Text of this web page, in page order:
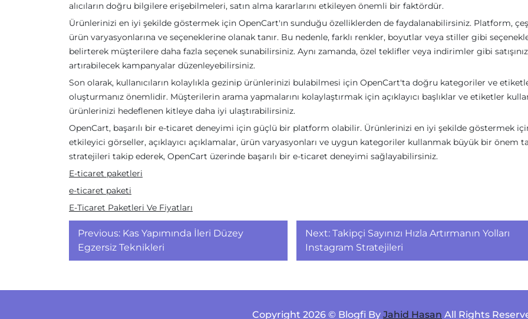
alıcıların doğru bilgilere erişebilmeleri, satın alma kararlarını etkileyen önemli bir faktördür.
Ürünlerinizi en iyi şekilde göstermek için OpenCart'ın sunduğu özelliklerden de faydalanabilirsiniz. Platform,
ürün varyasyonlarına ve seçeneklerine olanak tanır. Bu nedenle, farklı renkler, boyutlar veya stiller gibi
belirterek müşterilere daha fazla seçenek sunabilirsiniz. Aynı zamanda, özel teklifler veya indirimler gibi
artırabilecek kampanyalar düzenleyebilirsiniz.
Son olarak, kullanıcıların kolaylıkla gezinip ürünlerinizi bulabilmesi için OpenCart'ta doğru kategoriler ve
oluşturmanız önemlidir. Müşterilerin arama yapmalarını kolaylaştırmak için açıklayıcı başlıklar ve etiketler
ürünlerinizi hedeflenen kitleye daha iyi ulaştırabilirsiniz.
OpenCart, başarılı bir e-ticaret deneyimi için güçlü bir platform olabilir. Ürünlerinizi en iyi şekilde göstermek
etkileyici görseller, açıklayıcı açıklamalar, ürün varyasyonları ve uygun kategoriler kullanmak büyük bir önem
stratejileri takip ederek, OpenCart üzerinde başarılı bir e-ticaret deneyimi sağlayabilirsiniz.
E-ticaret paketleri
e-ticaret paketi
E-Ticaret Paketleri Ve Fiyatları
Yazı
gezinmesi
Previous: Kas Yapımında İleri Düzey
Egzersiz Teknikleri
Next: Takipçi Sayınızı Hızla Artırmanın Yolları
Instagram Stratejileri
Copyright 2026 © Blogfi By Jahid Hasan All Rights